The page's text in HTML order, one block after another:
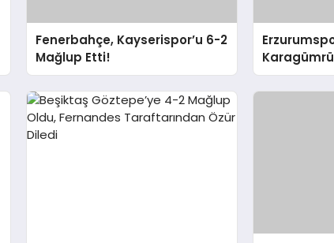
Fenerbahçe, Kayserispor’u 6-2
Mağlup Etti!